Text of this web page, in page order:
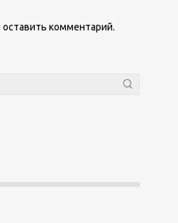
оставить комментарий.